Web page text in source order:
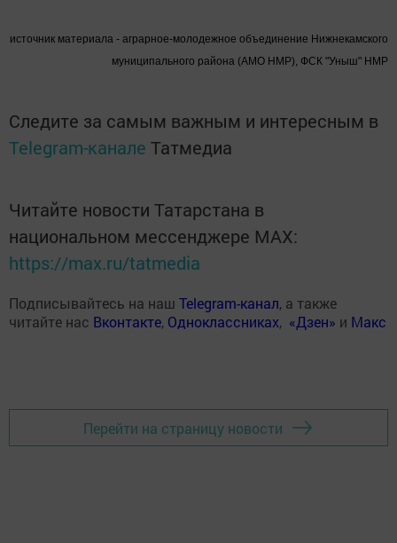
источник материала - аграрное-молодежное объединение Нижнекамского
муниципального района (АМО НМР), ФСК "Уныш" НМР
Следите за самым важным и интересным в
Telegram-канале Татмедиа
Читайте новости Татарстана в
национальном мессенджере MАХ:
https://max.ru/tatmedia
Подписывайтесь на наш Telegram-канал, а также
читайте нас Вконтакте, Одноклассниках, «Дзен» и Макс
Перейти на страницу новости